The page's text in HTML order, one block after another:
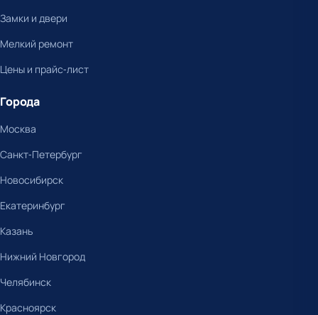
Замки и двери
Мелкий ремонт
Цены и прайс-лист
Города
Москва
Санкт-Петербург
Новосибирск
Екатеринбург
Казань
Нижний Новгород
Челябинск
Красноярск